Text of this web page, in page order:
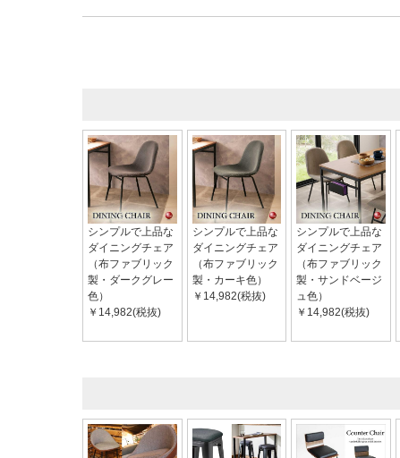
シンプルで上品な
ダイニングチェア
（布ファブリック
製・ダークグレー
色）
￥14,982(税抜)
シンプルで上品な
ダイニングチェア
（布ファブリック
製・カーキ色）
￥14,982(税抜)
シンプルで上品な
ダイニングチェア
（布ファブリック
製・サンドベージ
ュ色）
￥14,982(税抜)